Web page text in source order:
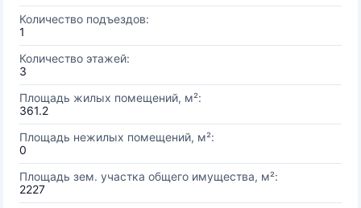
Количество подъездов:
1
Количество этажей:
3
Площадь жилых помещений, м²:
361.2
Площадь нежилых помещений, м²:
0
Площадь зем. участка общего имущества, м²:
2227